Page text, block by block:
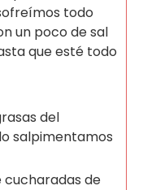
todo
un poco de sal
que esté todo
del
salpimentamos
cucharadas de